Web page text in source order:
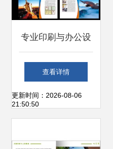
专业印刷与办公设
备的完美融合 打造
企业形象新高度
查看详情
更新时间：2026-08-06
21:50:50